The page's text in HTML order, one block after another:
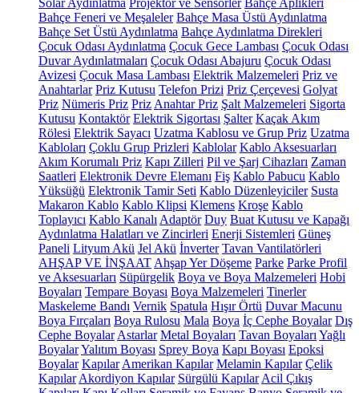
Solar Aydınlatma Projektör ve Sensörler Bahçe Aplikleri
Bahçe Feneri ve Meşaleler Bahçe Masa Üstü Aydınlatma
Bahçe Set Üstü Aydınlatma Bahçe Aydınlatma Direkleri
Çocuk Odası Aydınlatma Çocuk Gece Lambası Çocuk Odası
Duvar Aydınlatmaları Çocuk Odası Abajuru Çocuk Odası
Avizesi Çocuk Masa Lambası Elektrik Malzemeleri Priz ve
Anahtarlar Priz Kutusu Telefon Prizi Priz Çerçevesi Golyat
Priz Nümeris Priz Priz Anahtar Priz Şalt Malzemeleri Sigorta
Kutusu Kontaktör Elektrik Sigortası Şalter Kaçak Akım
Rölesi Elektrik Sayacı Uzatma Kablosu ve Grup Priz Uzatma
Kabloları Çoklu Grup Prizleri Kablolar Kablo Aksesuarları
Akım Korumalı Priz Kapı Zilleri Pil ve Şarj Cihazları Zaman
Saatleri Elektronik Devre Elemanı Fiş Kablo Pabucu Kablo
Yüksüğü Elektronik Tamir Seti Kablo Düzenleyiciler Susta
Makaron Kablo Kablo Klipsi Klemens Kroşe Kablo
Toplayıcı Kablo Kanalı Adaptör Duy Buat Kutusu ve Kapağı
Aydınlatma Halatları ve Zincirleri Enerji Sistemleri Güneş
Paneli Lityum Akü Jel Akü İnverter Tavan Vantilatörleri
AHŞAP VE İNŞAAT Ahşap Yer Döşeme Parke Parke Profil
ve Aksesuarları Süpürgelik Boya ve Boya Malzemeleri Hobi
Boyaları Tempare Boyası Boya Malzemeleri Tinerler
Maskeleme Bandı Vernik Spatula Hışır Örtü Duvar Macunu
Boya Fırçaları Boya Rulosu Mala Boya İç Cephe Boyalar Dış
Cephe Boyalar Astarlar Metal Boyaları Tavan Boyaları Yağlı
BoyalarYalıtım Boyası Sprey Boya Kapı Boyası Epoksi
Boyalar Kapılar Amerikan Kapılar Melamin Kapılar Çelik
Kapılar Akordiyon Kapılar Sürgülü Kapılar Acil Çıkış